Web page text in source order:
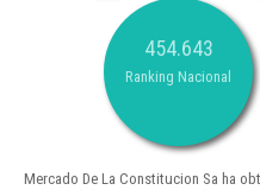
454.643
Ranking Nacional
Mercado De La Constitucion Sa ha